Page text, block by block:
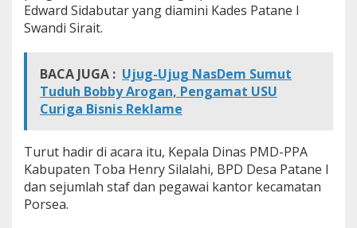
Edward Sidabutar yang diamini Kades Patane I
Swandi Sirait.
BACA JUGA : Ujug-Ujug NasDem Sumut
Tuduh Bobby Arogan, Pengamat USU
Curiga Bisnis Reklame
Turut hadir di acara itu, Kepala Dinas PMD-PPA
Kabupaten Toba Henry Silalahi, BPD Desa Patane I
dan sejumlah staf dan pegawai kantor kecamatan
Porsea.